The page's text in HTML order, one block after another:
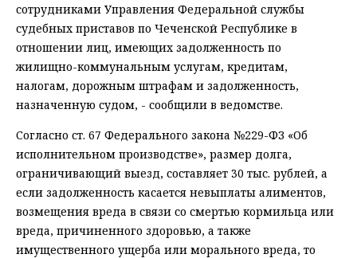
сотрудниками Управления Федеральной службы
судебных приставов по Чеченской Республике в
отношении лиц, имеющих задолженность по
жилищно-коммунальным услугам, кредитам,
налогам, дорожным штрафам и задолженность,
назначенную судом, - сообщили в ведомстве.
Согласно ст. 67 Федерального закона №229-ФЗ «Об
исполнительном производстве», размер долга,
ограничивающий выезд, составляет 30 тыс. рублей, а
если задолженность касается невыплаты алиментов,
возмещения вреда в связи со смертью кормильца или
вреда, причиненного здоровью, а также
имущественного ущерба или морального вреда, то